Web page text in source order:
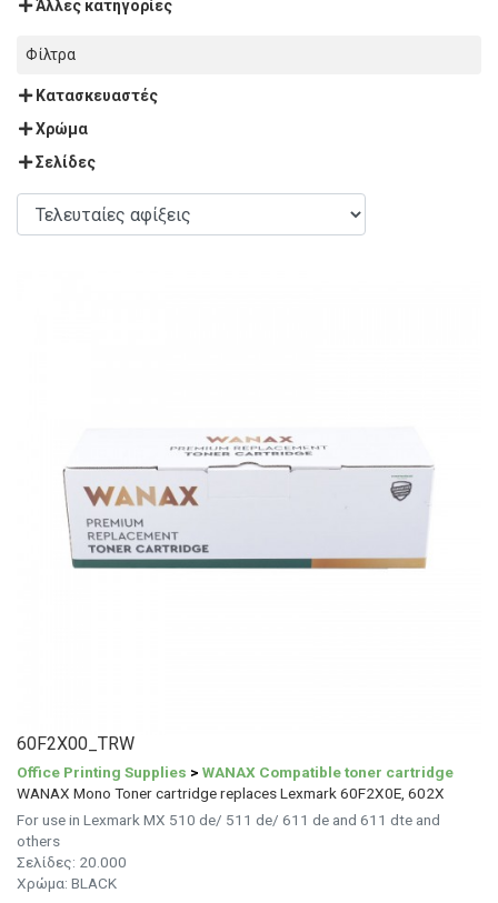
Άλλες κατηγορίες
Φίλτρα
Κατασκευαστές
Χρώμα
Σελίδες
60F2X00_TRW
Office Printing Supplies > WANAX Compatible toner cartridge
WANAX Mono Toner cartridge replaces Lexmark 60F2X0E, 602X
For use in Lexmark MX 510 de/ 511 de/ 611 de and 611 dte and
others
Σελίδες: 20.000
Χρώμα: BLACK